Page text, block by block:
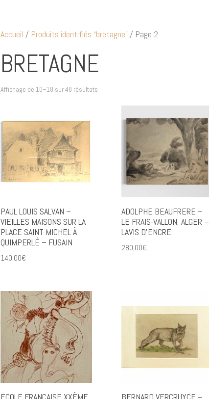
Accueil / Produits identifiés “bretagne”/ Page 2
BRETAGNE
Affichage de 10–18 sur 48 résultatsTrié
PAUL LOUIS SALVAN –
VIEILLES MAISONS SUR LA
PLACE SAINT MICHEL À
QUIMPERLÉ – FUSAIN
140,00€
ADOLPHE BEAUFRERE –
LE FRAIS-VALLON, ALGER –
LAVIS D’ENCRE
280,00€
ECOLE FRANÇAISE XXÈME
BERNARD VERCRUYCE –